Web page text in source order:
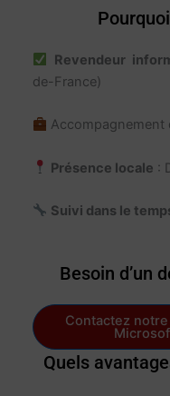
Revendeur
de-France)
Accompagnement
Présence locale :
Suivi dans le
Besoin d’un
Contactez
Quels